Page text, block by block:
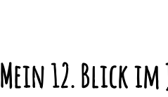
Mein 12. Blick